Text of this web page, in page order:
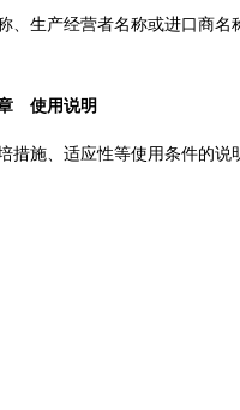
生产经营者名称或进口商名
使用说明
施、适应性等使用条件的说